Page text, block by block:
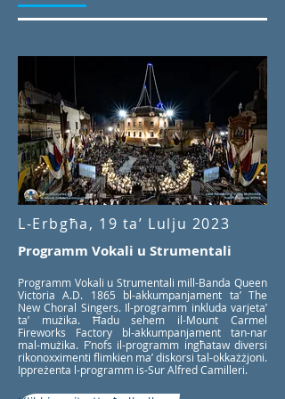
L-Erbgħa, 19 ta’ Lulju 2023
Programm Vokali u Strumentali
Programm Vokali u Strumentali mill-Banda Queen
Victoria A.D. 1865 bl-akkumpanjament ta’ The
New Choral Singers. Il-programm inkluda varjeta’
ta’ mużika. Ħadu sehem il-Mount Carmel
Fireworks Factory bl-akkumpanjament tan-nar
mal-mużika. F’nofs il-programm ingħataw diversi
rikonoxximenti flimkien ma’ diskorsi tal-okkażżjoni.
Ippreżenta l-programm is-Sur Alfred Camilleri.